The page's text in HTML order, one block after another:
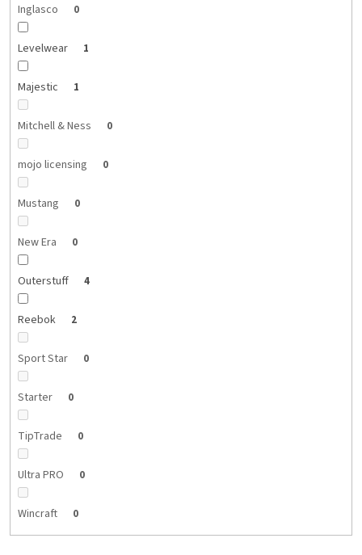
Inglasco 0
Levelwear 1
Majestic 1
Mitchell & Ness 0
mojo licensing 0
Mustang 0
New Era 0
Outerstuff 4
Reebok 2
Sport Star 0
Starter 0
TipTrade 0
Ultra PRO 0
Wincraft 0